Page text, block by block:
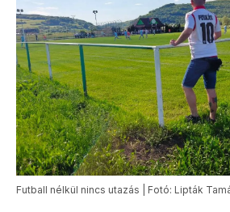
Futball nélkül nincs utazás | Fotó: Lipták